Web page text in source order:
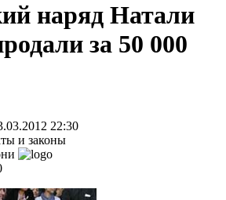
наряд Натали
за 50 000
22:30
и законы